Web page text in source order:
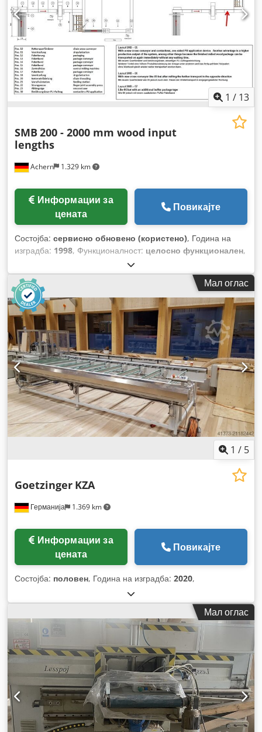
1 / 13
Achern 1.329 km
SMB 200 - 2000 mm wood input
lengths
цената
Повикајте
Состојба: сервисно обновено (користено), Година на
изградба: 1998, Функционалност: целосно функционален,
Мал оглас
1 / 5
Германија 1.369 km
Goetzinger KZA
цената
Повикајте
Состојба: половен, Година на изградба: 2020,
Мал оглас